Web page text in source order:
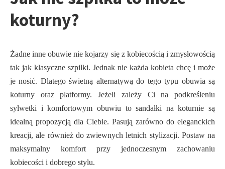
koturny?
Żadne inne obuwie nie kojarzy się z kobiecością i zmysłowością
tak jak klasyczne szpilki. Jednak nie każda kobieta chcę i może
je nosić. Dlatego świetną alternatywą do tego typu obuwia są
koturny oraz platformy. Jeżeli zależy Ci na podkreśleniu
sylwetki i komfortowym obuwiu to sandałki na koturnie są
idealną propozycją dla Ciebie. Pasują zarówno do eleganckich
kreacji, ale również do zwiewnych letnich stylizacji. Postaw na
maksymalny komfort przy jednoczesnym zachowaniu
kobiecości i dobrego stylu.